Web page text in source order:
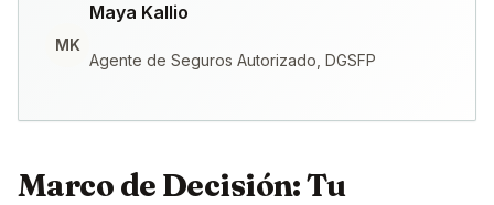
MK
Maya Kallio
Agente de Seguros Autorizado, DGSFP
Marco de Decisión: Tu